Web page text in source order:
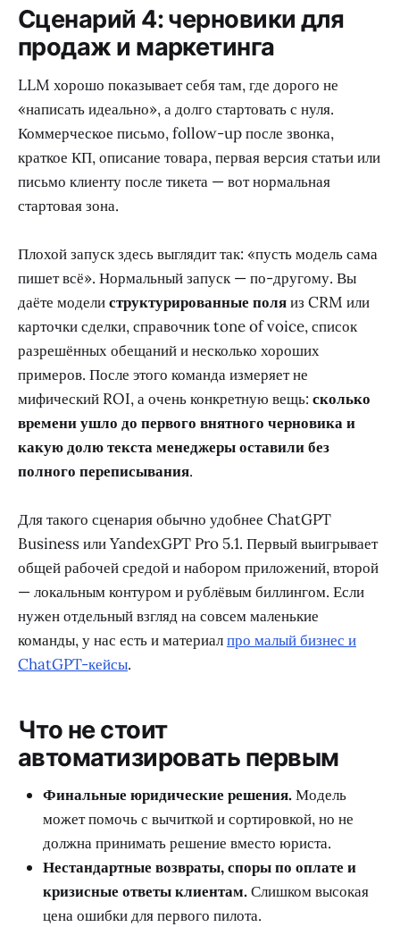
Сценарий 4: черновики для
продаж и маркетинга
LLM хорошо показывает себя там, где дорого не
«написать идеально», а долго стартовать с нуля.
Коммерческое письмо, follow-up после звонка,
краткое КП, описание товара, первая версия статьи или
письмо клиенту после тикета — вот нормальная
стартовая зона.
Плохой запуск здесь выглядит так: «пусть модель сама
пишет всё». Нормальный запуск — по-другому. Вы
даёте моделиструктурированные поляиз CRM или
карточки сделки, справочник tone of voice, список
разрешённых обещаний и несколько хороших
примеров. После этого команда измеряет не
мифический ROI, а очень конкретную вещь: сколько
времени ушло до первого внятного черновика и
какую долю текста менеджеры оставили без
полного переписывания.
Для такого сценария обычно удобнее ChatGPT
Business или YandexGPT Pro 5.1. Первый выигрывает
общей рабочей средой и набором приложений, второй
— локальным контуром и рублёвым биллингом. Если
нужен отдельный взгляд на совсем маленькие
команды, у нас есть и материалпро малый бизнес и
ChatGPT-кейсы.
Что не стоит
автоматизировать первым
Финальные юридические решения.Модель
может помочь с вычиткой и сортировкой, но не
должна принимать решение вместо юриста.
Нестандартные возвраты, споры по оплате и
кризисные ответы клиентам.Слишком высокая
цена ошибки для первого пилота.